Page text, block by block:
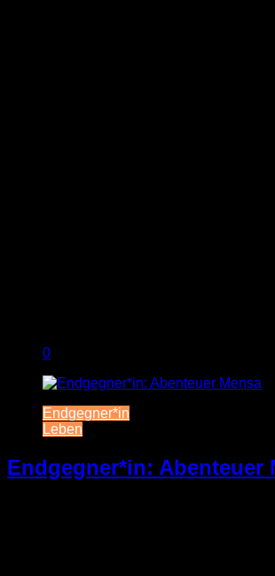
0
Endgegner*in
Leben
Endgegner*in: Abenteuer